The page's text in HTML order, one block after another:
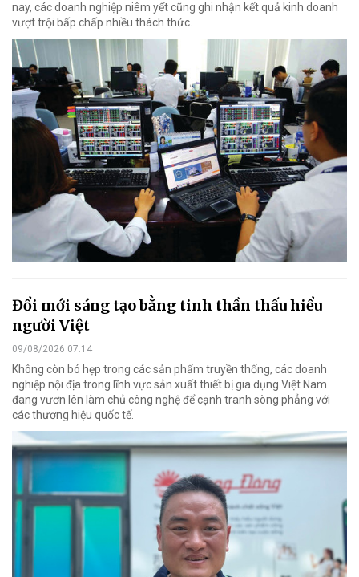
nay, các doanh nghiệp niêm yết cũng ghi nhận kết quả kinh doanh
vượt trội bấp chấp nhiều thách thức.
Đổi mới sáng tạo bằng tinh thần thấu hiểu
người Việt
09/08/2026 07:14
Không còn bó hẹp trong các sản phẩm truyền thống, các doanh
nghiệp nội địa trong lĩnh vực sản xuất thiết bị gia dụng Việt Nam
đang vươn lên làm chủ công nghệ để cạnh tranh sòng phẳng với
các thương hiệu quốc tế.